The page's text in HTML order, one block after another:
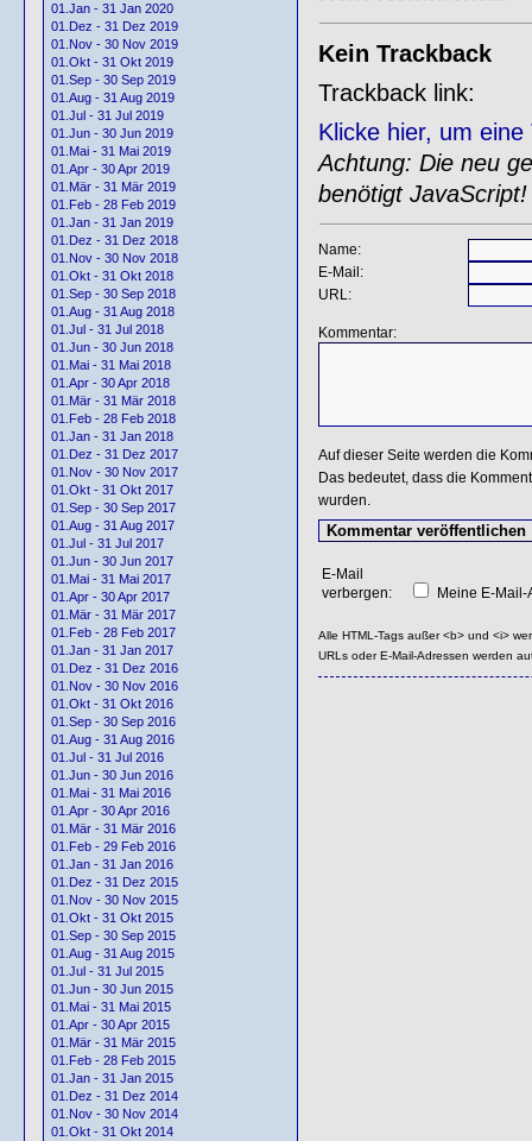
01.Jan - 31 Jan 2020
01.Dez - 31 Dez 2019
01.Nov - 30 Nov 2019
01.Okt - 31 Okt 2019
01.Sep - 30 Sep 2019
01.Aug - 31 Aug 2019
01.Jul - 31 Jul 2019
01.Jun - 30 Jun 2019
01.Mai - 31 Mai 2019
01.Apr - 30 Apr 2019
01.Mär - 31 Mär 2019
01.Feb - 28 Feb 2019
01.Jan - 31 Jan 2019
01.Dez - 31 Dez 2018
01.Nov - 30 Nov 2018
01.Okt - 31 Okt 2018
01.Sep - 30 Sep 2018
01.Aug - 31 Aug 2018
01.Jul - 31 Jul 2018
01.Jun - 30 Jun 2018
01.Mai - 31 Mai 2018
01.Apr - 30 Apr 2018
01.Mär - 31 Mär 2018
01.Feb - 28 Feb 2018
01.Jan - 31 Jan 2018
01.Dez - 31 Dez 2017
01.Nov - 30 Nov 2017
01.Okt - 31 Okt 2017
01.Sep - 30 Sep 2017
01.Aug - 31 Aug 2017
01.Jul - 31 Jul 2017
01.Jun - 30 Jun 2017
01.Mai - 31 Mai 2017
01.Apr - 30 Apr 2017
01.Mär - 31 Mär 2017
01.Feb - 28 Feb 2017
01.Jan - 31 Jan 2017
01.Dez - 31 Dez 2016
01.Nov - 30 Nov 2016
01.Okt - 31 Okt 2016
01.Sep - 30 Sep 2016
01.Aug - 31 Aug 2016
01.Jul - 31 Jul 2016
01.Jun - 30 Jun 2016
01.Mai - 31 Mai 2016
01.Apr - 30 Apr 2016
01.Mär - 31 Mär 2016
01.Feb - 29 Feb 2016
01.Jan - 31 Jan 2016
01.Dez - 31 Dez 2015
01.Nov - 30 Nov 2015
01.Okt - 31 Okt 2015
01.Sep - 30 Sep 2015
01.Aug - 31 Aug 2015
01.Jul - 31 Jul 2015
01.Jun - 30 Jun 2015
01.Mai - 31 Mai 2015
01.Apr - 30 Apr 2015
01.Mär - 31 Mär 2015
01.Feb - 28 Feb 2015
01.Jan - 31 Jan 2015
01.Dez - 31 Dez 2014
01.Nov - 30 Nov 2014
01.Okt - 31 Okt 2014
Kein Trackback
Trackback link:
Klicke hier, um
Achtung: Die neu
benötigt JavaScript!
Name:
E-Mail:
URL:
Kommentar:
Auf dieser Seite werden die
Das bedeutet, dass die
wurden.
E-Mail
verbergen:
Meine E-
Alle HTML-Tags außer <b> und <i>
URLs oder E-Mail-Adressen werden